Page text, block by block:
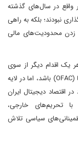
واقع در سال‌های گذشته
نبودند؛ بلکه به راهی
زدن محدودیت‌های مالی
یک اقدام دیگر از سوی
دفتر کنترل دارایی‌های خارجی وزارت خزانه‌داری آمریکا (OFAC) باشد، اما در لایه
اقتصاد دیجیتال ایران
تحریم‌های خارجی،
سیاسی تلاش